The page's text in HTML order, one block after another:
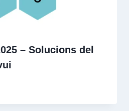
– Solucions del